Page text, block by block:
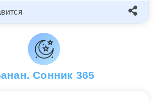
Сонник 365